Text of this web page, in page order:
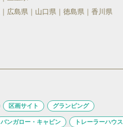
広島県 山口県 徳島県
香川県
区画サイト グランピング
バンガロー・キャビン トレーラーハウス